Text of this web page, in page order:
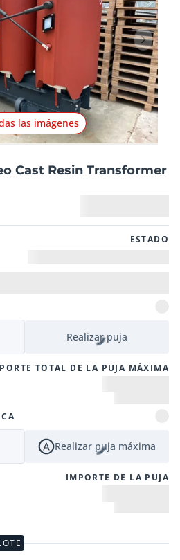
las imágenes
Cast Resin Transformer
ESTADO
Realizar puja
TOTAL DE LA PUJA MÁXIMA
Realizar puja máxima
IMPORTE DE LA PUJA